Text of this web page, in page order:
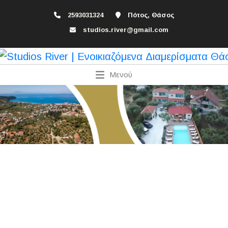
2593031324
Πότος, Θάσος
studios.river@gmail.com
Μενού